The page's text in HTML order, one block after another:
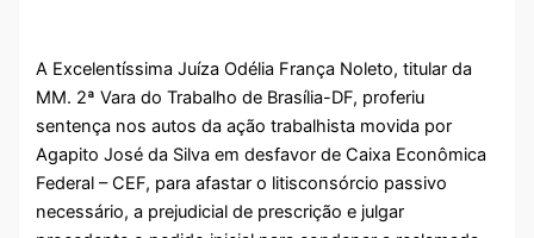
A Excelentíssima Juíza Odélia França Noleto, titular da
MM. 2ª Vara do Trabalho de Brasília-DF, proferiu
sentença nos autos da ação trabalhista movida por
Agapito José da Silva em desfavor de Caixa Econômica
Federal – CEF, para afastar o litisconsórcio passivo
necessário, a prejudicial de prescrição e julgar